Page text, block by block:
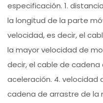
especificación. 1.
la longitud de la parte
velocidad, es decir, el
la mayor velocidad de
decir, el cable de
aceleración. 4. velocidad
cadena de arrastre de la